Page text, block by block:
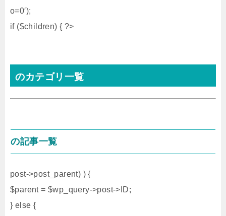
o=0′);
if ($children) { ?>
のカテゴリ一覧
の記事一覧
post->post_parent) ) {
$parent = $wp_query->post->ID;
} else {